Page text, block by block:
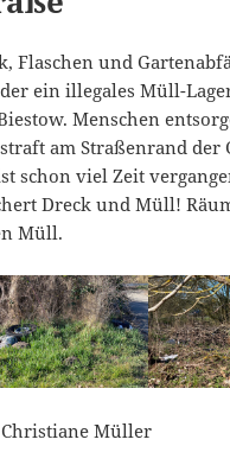
Flaschen und
ein illegales Müll-
Menschen
am Straßenrand der
schon viel Zeit
Dreck und Müll!
Müll.
Müller